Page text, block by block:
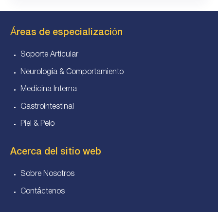
Áreas de especialización
Soporte Articular
Neurología & Comportamiento
Medicina Interna
Gastrointestinal
Piel & Pelo
Acerca del sitio web
Sobre Nosotros
Contáctenos